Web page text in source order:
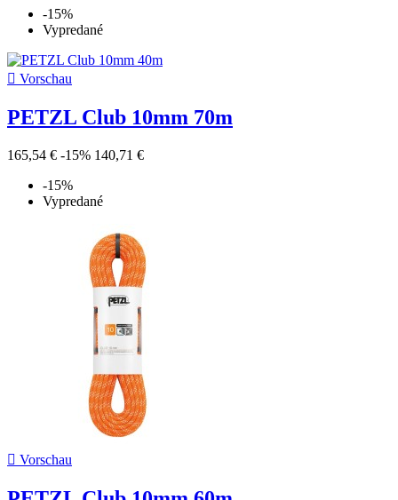
-15%
Vypredané
 Vorschau
PETZL Club 10mm 70m
165,54 € -15% 140,71 €
-15%
Vypredané
 Vorschau